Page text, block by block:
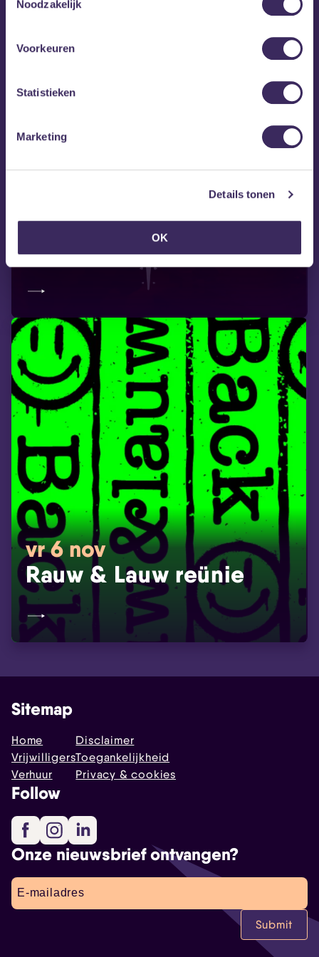
Noodzakelijk
Voorkeuren
Statistieken
Marketing
Details tonen
OK
za 22 aug
BGP Hardcore
vr 6 nov
Rauw & Lauw reünie
Sitemap
Home
Vrijwilligers
Verhuur
Disclaimer
Toegankelijkheid
Privacy & cookies
Follow
FacebookInstagram
Onze nieuwsbrief ontvangen?